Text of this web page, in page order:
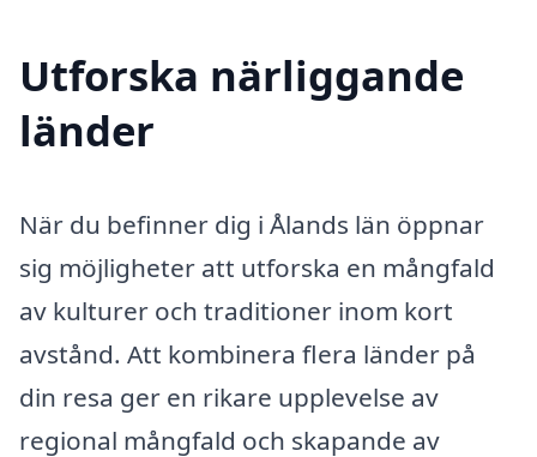
Utforska närliggande
länder
När du befinner dig i Ålands län öppnar
sig möjligheter att utforska en mångfald
av kulturer och traditioner inom kort
avstånd. Att kombinera flera länder på
din resa ger en rikare upplevelse av
regional mångfald och skapande av